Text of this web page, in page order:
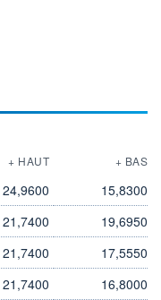
+ HAUT + BAS
24,9600
15,8300
21,7400
19,6950
21,7400
17,5550
21,7400
16,8000